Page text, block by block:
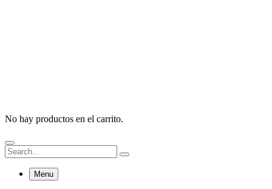
No hay productos en el carrito.
Menu